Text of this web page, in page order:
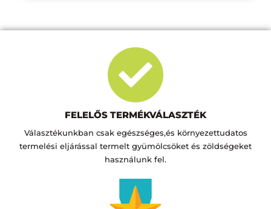
FELELŐS TERMÉKVÁLASZTÉK
Választékunkban csak egészséges,és környezettudatos
termelési eljárással termelt gyümölcsöket és zöldségeket
használunk fel.